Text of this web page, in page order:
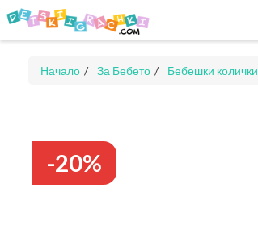
Начало За Бебето Бебешки колички
-20%